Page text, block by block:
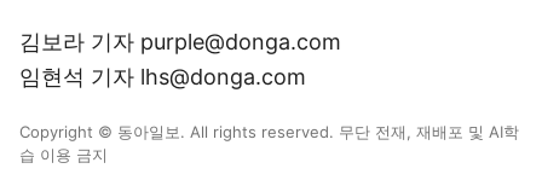
김보라 기자 purple@donga.com
임현석 기자 lhs@donga.com
Copyright © 동아일보. All rights reserved. 무단 전재, 재배포 및 AI학
습 이용 금지